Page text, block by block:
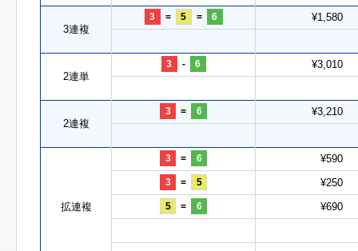
3連複
3 = 5 = 6 ¥1,580
2連単
3 - 6 ¥3,010
2連複
3 = 6 ¥3,210
拡連複
3 = 6 ¥590
3 = 5 ¥250
5 = 6 ¥690